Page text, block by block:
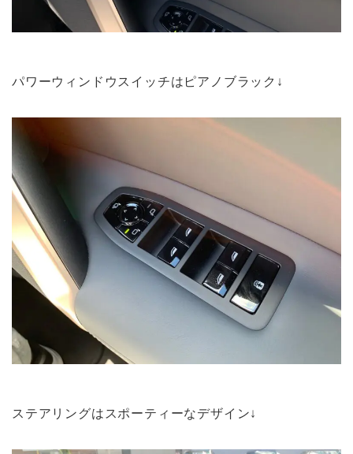
パワーウィンドウスイッチはピアノブラック↓
ステアリングはスポーティーなデザイン↓